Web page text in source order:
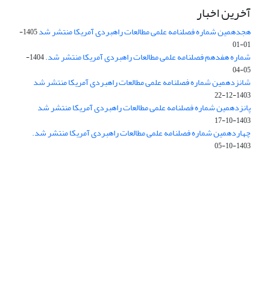
آخرین اخبار
هجدهمین شماره فصلنامه علمی مطالعات راهبردی آمریکا منتشر شد
1405-
01-01
شماره هفدهم فصلنامه علمی مطالعات راهبردی آمریکا منتشر شد.
1404-
05-04
شانزدهمین شماره فصلنامه علمی مطالعات راهبردی آمریکا منتشر شد
1403-12-22
پانزدهمین شماره فصلنامه علمی مطالعات راهبردی آمریکا منتشر شد
1403-10-17
چهاردهمین شماره فصلنامه علمی مطالعات راهبردی آمریکا منتشر شد.
1403-10-05